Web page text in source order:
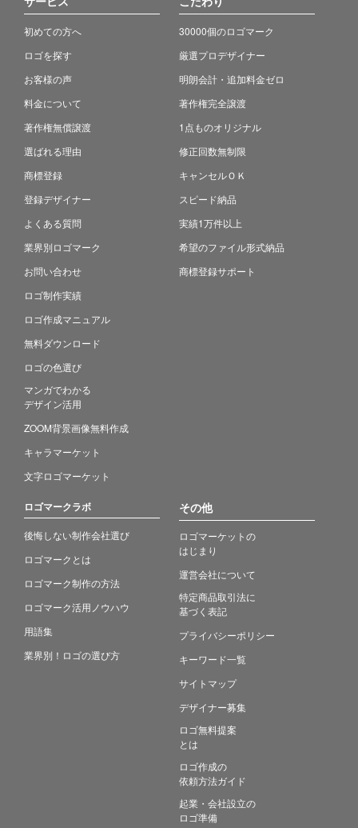
初めての方へ
ロゴを探す
お客様の声
料金について
著作権無償譲渡
選ばれる理由
商標登録
登録デザイナー
よくある質問
業界別ロゴマーク
お問い合わせ
ロゴ制作実績
ロゴ作成マニュアル
無料ダウンロード
ロゴの色選び
マンガでわかる
デザイン活用
ZOOM背景画像無料作成
キャラマーケット
文字ロゴマーケット
30000個のロゴマーク
厳選プロデザイナー
明朗会計・追加料金ゼロ
著作権完全譲渡
1点ものオリジナル
修正回数無制限
キャンセルＯＫ
スピード納品
実績1万件以上
希望のファイル形式納品
商標登録サポート
ロゴマークラボ
後悔しない制作会社選び
ロゴマークとは
ロゴマーク制作の方法
ロゴマーク活用ノウハウ
用語集
業界別！ロゴの選び方
その他
ロゴマーケットの
はじまり
運営会社について
特定商品取引法に
基づく表記
プライバシーポリシー
キーワード一覧
サイトマップ
デザイナー募集
ロゴ無料提案
とは
ロゴ作成の
依頼方法ガイド
起業・会社設立の
ロゴ準備